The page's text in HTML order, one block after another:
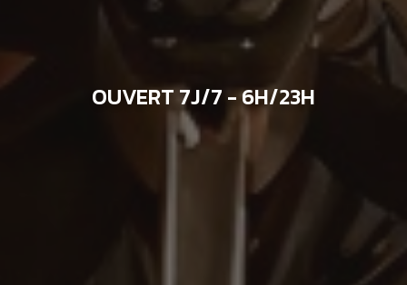
OUVERT 7J/7 - 6H/23H